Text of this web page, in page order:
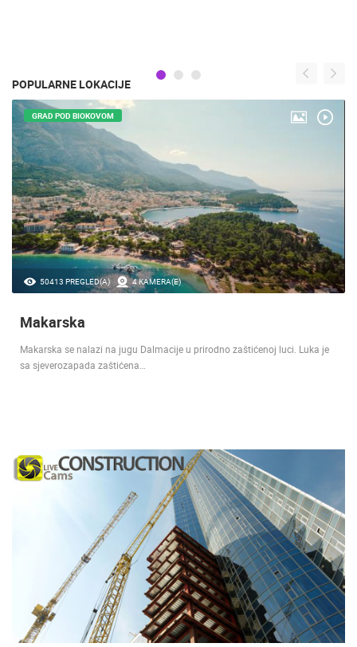
POPULARNE LOKACIJE
50413 PREGLED(A) 4 KAMERA(E)
GRAD POD BIOKOVOM
Makarska
Makarska se nalazi na jugu Dalmacije u prirodno zaštićenoj luci. Luka je
sa sjeverozapada zaštićena…